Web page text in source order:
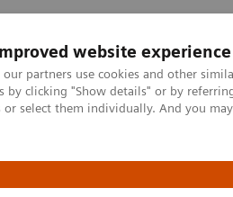
website experience
our partners use cookies and other
by clicking "Show details" or by
select them individually. And you
Laboratorní diagnostika